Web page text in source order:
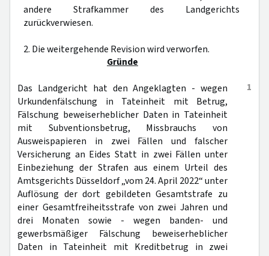
andere Strafkammer des Landgerichts
zurückverwiesen.
2. Die weitergehende Revision wird verworfen.
Gründe
1
Das Landgericht hat den Angeklagten - wegen
Urkundenfälschung in Tateinheit mit Betrug,
Fälschung beweiserheblicher Daten in Tateinheit
mit Subventionsbetrug, Missbrauchs von
Ausweispapieren in zwei Fällen und falscher
Versicherung an Eides Statt in zwei Fällen unter
Einbeziehung der Strafen aus einem Urteil des
Amtsgerichts Düsseldorf „vom 24. April 2022“ unter
Auflösung der dort gebildeten Gesamtstrafe zu
einer Gesamtfreiheitsstrafe von zwei Jahren und
drei Monaten sowie - wegen banden- und
gewerbsmäßiger Fälschung beweiserheblicher
Daten in Tateinheit mit Kreditbetrug in zwei